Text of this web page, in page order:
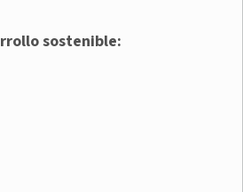
sostenible: